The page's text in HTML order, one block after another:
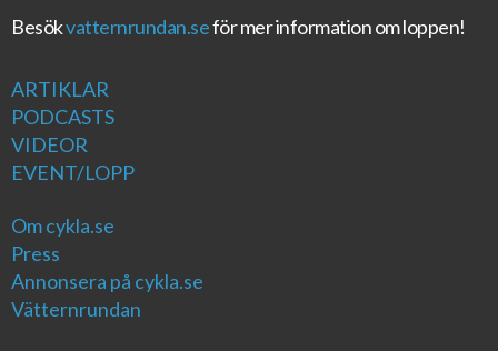
Besökvatternrundan.seför mer information om loppen!
ARTIKLAR
PODCASTS
VIDEOR
EVENT/LOPP
Om cykla.se
Press
Annonsera på cykla.se
Vätternrundan